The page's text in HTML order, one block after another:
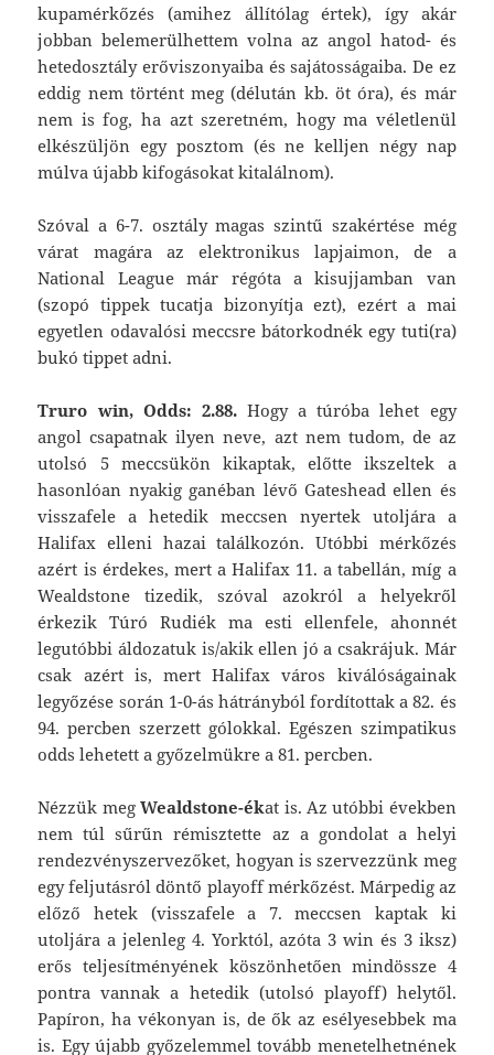
kupamérkőzés (amihez állítólag értek), így akár
jobban belemerülhettem volna az angol hatod- és
hetedosztály erőviszonyaiba és sajátosságaiba. De ez
eddig nem történt meg (délután kb. öt óra), és már
nem is fog, ha azt szeretném, hogy ma véletlenül
elkészüljön egy posztom (és ne kelljen négy nap
múlva újabb kifogásokat kitalálnom).
Szóval a 6-7. osztály magas szintű szakértése még
várat magára az elektronikus lapjaimon, de a
National League már régóta a kisujjamban van
(szopó tippek tucatja bizonyítja ezt), ezért a mai
egyetlen odavalósi meccsre bátorkodnék egy tuti(ra)
bukó tippet adni.
Truro win, Odds: 2.88.Hogy a túróba lehet egy
angol csapatnak ilyen neve, azt nem tudom, de az
utolsó 5 meccsükön kikaptak, előtte ikszeltek a
hasonlóan nyakig ganéban lévő Gateshead ellen és
visszafele a hetedik meccsen nyertek utoljára a
Halifax elleni hazai találkozón. Utóbbi mérkőzés
azért is érdekes, mert a Halifax 11. a tabellán, míg a
Wealdstone tizedik, szóval azokról a helyekről
érkezik Túró Rudiék ma esti ellenfele, ahonnét
legutóbbi áldozatuk is/akik ellen jó a csakrájuk. Már
csak azért is, mert Halifax város kiválóságainak
legyőzése során 1-0-ás hátrányból fordítottak a 82. és
94. percben szerzett gólokkal. Egészen szimpatikus
odds lehetett a győzelmükre a 81. percben.
Nézzük megWealdstone-ékat is. Az utóbbi években
nem túl sűrűn rémisztette az a gondolat a helyi
rendezvényszervezőket, hogyan is szervezzünk meg
egy feljutásról döntő playoff mérkőzést. Márpedig az
előző hetek (visszafele a 7. meccsen kaptak ki
utoljára a jelenleg 4. Yorktól, azóta 3 win és 3 iksz)
erős teljesítményének köszönhetően mindössze 4
pontra vannak a hetedik (utolsó playoff) helytől.
Papíron, ha vékonyan is, de ők az esélyesebbek ma
is. Egy újabb győzelemmel tovább menetelhetnének